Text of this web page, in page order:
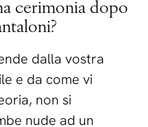
cerimonia dopo
dalla vostra
e da come vi
non si
nude ad un